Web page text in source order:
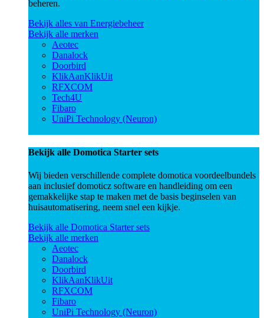
beheren.
Bekijk alles van Energiebeheer
Bekijk alle merken
Aeotec
Danalock
Doorbird
KlikAanKlikUit
RFXCOM
Tech4U
Fibaro
UniPi Technology (Neuron)
Bekijk alle Domotica Starter sets
Wij bieden verschillende complete domotica voordeelbundels
aan inclusief domoticz software en handleiding om een
gemakkelijke stap te maken met de basis beginselen van
huisautomatisering, neem snel een kijkje.
Bekijk alle Domotica Starter sets
Bekijk alle merken
Aeotec
Danalock
Doorbird
KlikAanKlikUit
RFXCOM
Fibaro
UniPi Technology (Neuron)